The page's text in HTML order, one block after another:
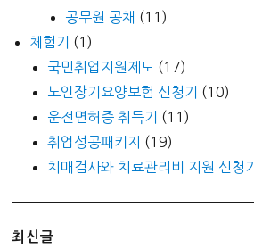
공무원 공채 (11)
체험기
(1)
국민취업지원제도 (17)
노인장기요양보험 신청기
(10)
운전면허증 취득기
(11)
취업성공패키지
(19)
치매검사와 치료관리비 지원 신청기
최신글